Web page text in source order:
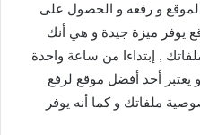
و رفعه و الحصول على
يوفر ميزة جيدة و هي أنك
, إبتداءا من ساعة واحدة
و هو يعتبر أحد أفضل موقع لرفع
ملفاتك و كما أنه يوفر